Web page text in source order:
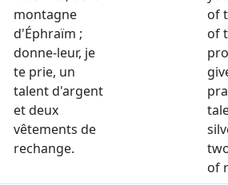
montagne
d'Éphraïm ;
donne-leur, je
te prie, un
talent d'argent
et deux
vêtements de
rechange.
of
of
of